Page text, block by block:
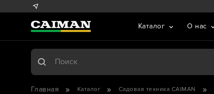
Каталог О нас
Главная Каталог Садовая техника CAIMAN